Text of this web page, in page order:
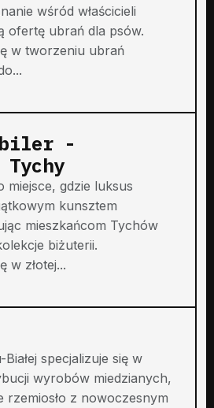
wśród właścicieli
ofertę ubrań dla psów.
w tworzeniu ubrań
-
gdzie luksus
kunsztem
mieszkańcom Tychów
biżuterii.
w złotej...
specjalizuje się w
wyrobów miedzianych,
rzemiosło z nowoczesnym